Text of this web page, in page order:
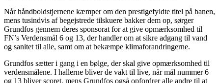
Når håndboldstjernene kæmper om den prestigefyldte titel på banen,
mens tusindvis af begejstrede tilskuere bakker dem op, sørger
Grundfos gennem deres sponsorat for at give opmærksomhed til
FN’s Verdensmål 6 og 13, der handler om at sikre adgang til vand
og sanitet til alle, samt om at bekæmpe klimaforandringerne.
Grundfos sætter i gang i en bølge, der skal give opmærksomhed til
verdensmålene. I hallerne bliver de vakt til live, når mål nummer 6
og 13 bliver scoret, mens Grundfos også opfordrer alle andre til at